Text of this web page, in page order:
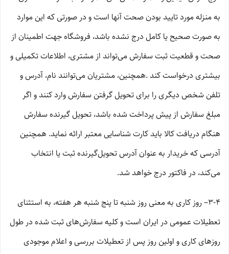
به منزله مورد تایید بودن صحت آنها است و در صورتی که این موارد
به صورت صحیح یا کامل درج نشده باشد، فروشگاه جهت اطمینان از
صحت و قطعیت ثبت سفارش می‌تواند از مشتری، اطلاعات تکمیلی و
بیشتری درخواست کند .همچنین، مشتریان می‌توانند نام، آدرس و
تلفن شخص دیگری را برای تحویل گرفتن سفارش وارد کنند و اگر
مبلغ سفارش از پیش پرداخت شده باشد، تحویل گیرنده سفارش
هنگام دریافت کالا باید کارت شناسایی معتبر ارائه نماید. همچنین
آدرسی که خریدار به عنوان آدرس تحویل‌گیرنده ثبت یا انتخاب
می‌کند، در فاکتور درج خواهد شد.
3-۴– روز کاری به معنی روز شنبه تا پنج شنبه هر هفته، به استثنای
تعطیلات عمومی در ایران است و کلیه سفارش‏‌های ثبت شده در طول
روزهای کاری و اولین روز پس از تعطیلات بررسی و اعلام موجودی